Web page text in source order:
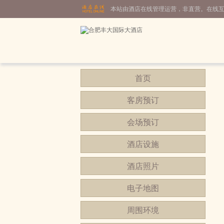
本站由酒店在线管理运营，非直营。在线
首页
客房预订
会场预订
酒店设施
酒店照片
电子地图
周围环境